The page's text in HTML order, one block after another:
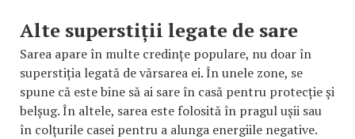
Alte superstiții legate de sare
Sarea apare în multe credințe populare, nu doar în
superstiția legată de vărsarea ei. În unele zone, se
spune că este bine să ai sare în casă pentru protecție și
belșug. În altele, sarea este folosită în pragul ușii sau
în colțurile casei pentru a alunga energiile negative.